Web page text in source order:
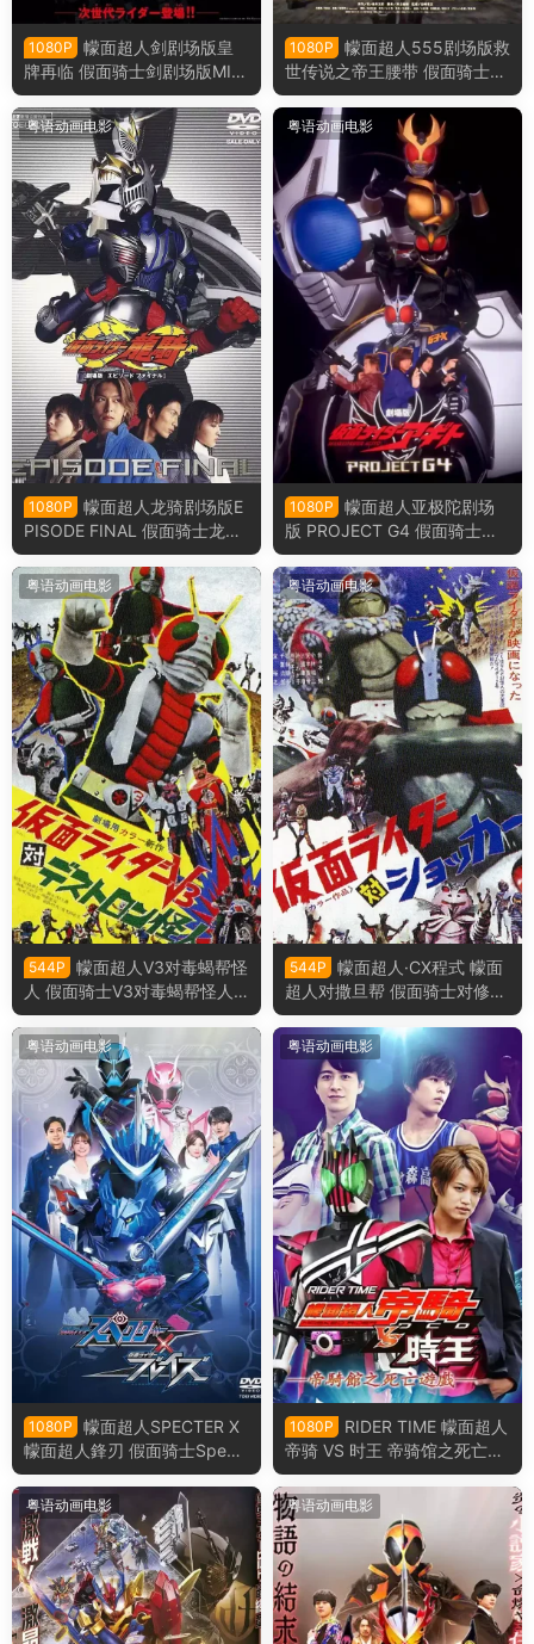
1080P
幪面超人剑剧场版皇
牌再临 假面骑士剑剧场版MIS
SING ACE粤语版
1080P
幪面超人555剧场版救
世传说之帝王腰带 假面骑士5
55剧场版消失的天堂粤语版
粤语动画电影
1080P
幪面超人龙骑剧场版E
PISODE FINAL 假面骑士龙骑
剧场版EPISODE FINAL粤语版
粤语动画电影
1080P
幪面超人亚极陀剧场
版 PROJECT G4 假面骑士亚
极陀剧场版G4计划粤语版
粤语动画电影
544P
幪面超人V3对毒蝎帮怪
人 假面骑士V3对毒蝎帮怪人
粤语版
粤语动画电影
544P
幪面超人·CX程式 幪面
超人对撒旦帮 假面骑士对修卡
粤语版
粤语动画电影
1080P
幪面超人SPECTER X
幪面超人鋒刃 假面骑士Spect
er × Blades粤语版
粤语动画电影
1080P
RIDER TIME 幪面超人
帝骑 VS 时王 帝骑馆之死亡游
戏 骑士时刻 假面骑士帝骑VS
时王 帝骑馆的死亡游戏粤语版
粤语动画电影 粤语动画电影